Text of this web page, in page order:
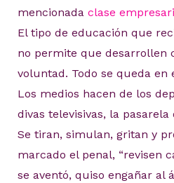
mencionada clase
El tipo de educación que
no permite que desarrollen
voluntad. Todo se queda en
Los medios hacen de los
divas televisivas, la
Se tiran, simulan, gritan y
marcado el penal, “revisen
se aventó, quiso engañar al